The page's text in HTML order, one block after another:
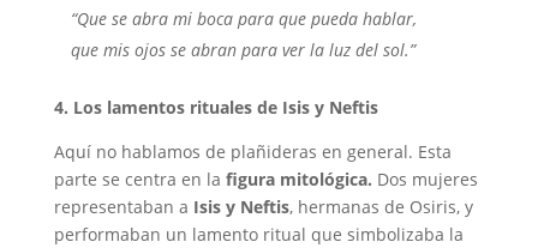
“Que se abra mi boca para que pueda hablar,
que mis ojos se abran para ver la luz del sol.”
4. Los lamentos rituales de Isis y Neftis
Aquí no hablamos de plañideras en general. Esta
parte se centra en la figura mitológica. Dos mujeres
representaban a Isis y Neftis, hermanas de Osiris, y
performaban un lamento ritual que simbolizaba la